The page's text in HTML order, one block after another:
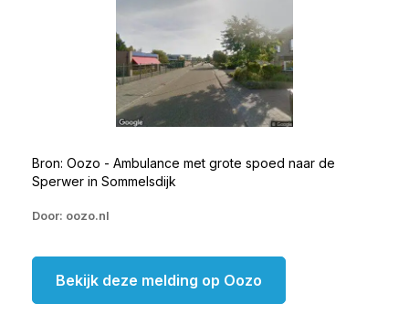
Bron: Oozo - Ambulance met grote spoed naar de
Sperwer in Sommelsdijk
Door: oozo.nl
Bekijk deze melding op Oozo